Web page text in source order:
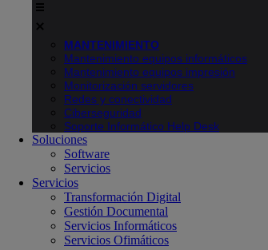
MANTENIMIENTO
Mantenimiento equipos informáticos
Mantenimiento equipos impresión
Monitorización servidores
Redes y conectividad
Ciberseguridad
Soporte Informático Help Desk
Soluciones
Software
Servicios
Servicios
Transformación Digital
Gestión Documental
Servicios Informáticos
Servicios Ofimáticos